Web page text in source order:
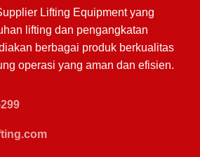
Lifting Equipment yang
lifting dan pengangkatan
berbagai produk berkualitas
operasi yang aman dan efisien.